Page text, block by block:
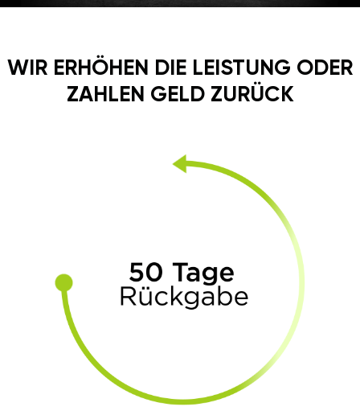
WIR ERHÖHEN DIE LEISTUNG ODER
ZAHLEN GELD ZURÜCK